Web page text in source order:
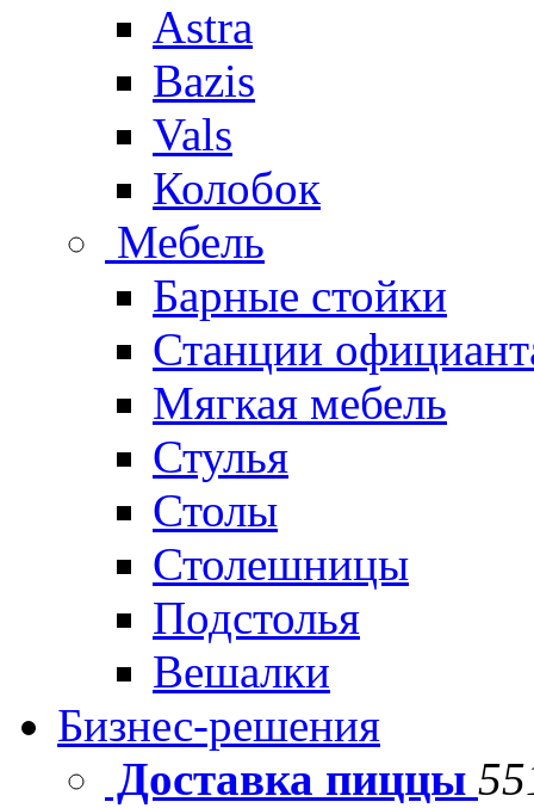
Astra
Bazis
Vals
Колобок
Мебель
Барные стойки
Станции
Мягкая мебель
Стулья
Столы
Столешницы
Подстолья
Вешалки
Бизнес-решения
Доставка пиццы